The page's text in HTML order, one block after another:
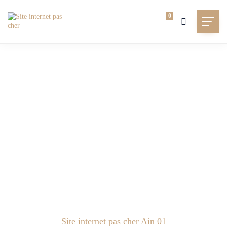
0
Site internet pas cher Ain 01